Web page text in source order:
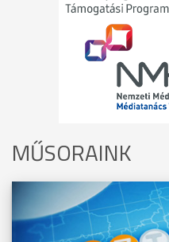
MŰSORAINK